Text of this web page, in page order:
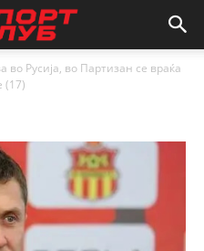
во Русија, во Партизан се враќа
(17)